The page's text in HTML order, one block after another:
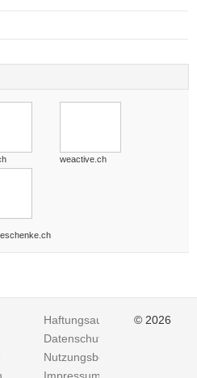
weactive.ch
Haftungsausschluss
Datenschutz
Nutzungsbedingungen
© 2026